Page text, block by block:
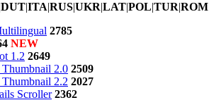
DUT|ITA|RUS|UKR|LAT|POL|TUR|ROM
2785
NEW
1.2 2649
2.0 2509
2.2 2027
Scroller 2362